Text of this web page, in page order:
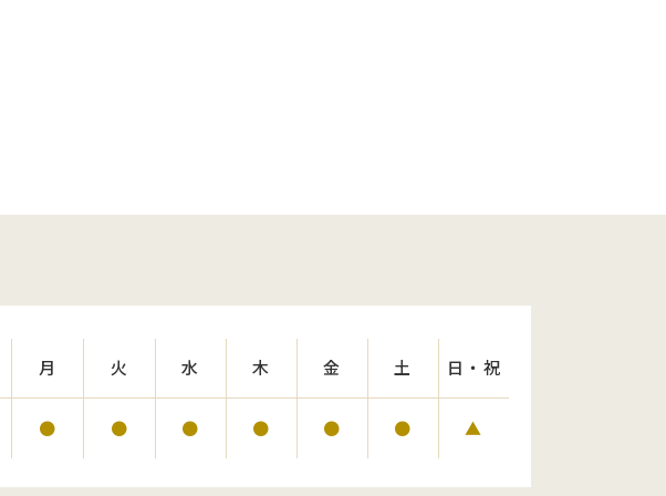
月 火 水 木 金 土 日・祝
● ● ● ● ● ● ▲